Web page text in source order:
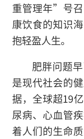
重管理年”号
康饮食的知识
抱轻盈人生。
肥胖问题
是现代社会的
据，全球超19
尿病、心血管
着人们的生命